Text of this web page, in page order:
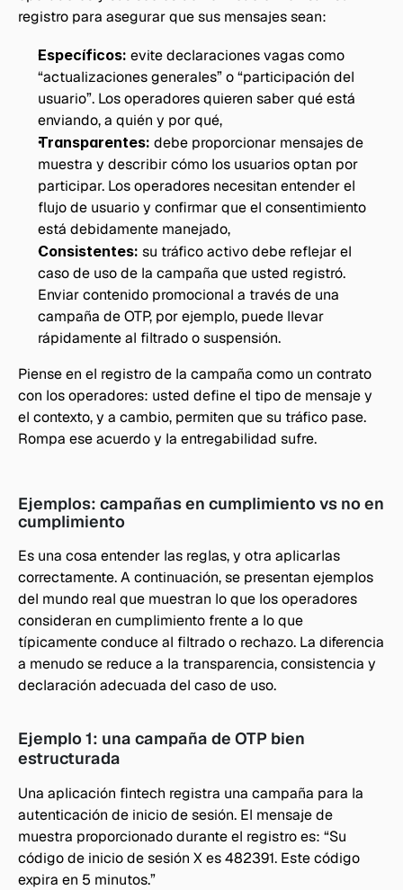
registro para asegurar que sus mensajes sean:
Específicos: evite declaraciones vagas como
“actualizaciones generales” o “participación del
usuario”. Los operadores quieren saber qué está
enviando, a quién y por qué,
Transparentes: debe proporcionar mensajes de
muestra y describir cómo los usuarios optan por
participar. Los operadores necesitan entender el
flujo de usuario y confirmar que el consentimiento
está debidamente manejado,
Consistentes: su tráfico activo debe reflejar el
caso de uso de la campaña que usted registró.
Enviar contenido promocional a través de una
campaña de OTP, por ejemplo, puede llevar
rápidamente al filtrado o suspensión.
Piense en el registro de la campaña como un contrato
con los operadores: usted define el tipo de mensaje y
el contexto, y a cambio, permiten que su tráfico pase.
Rompa ese acuerdo y la entregabilidad sufre.
Ejemplos: campañas en cumplimiento vs no en
cumplimiento
Es una cosa entender las reglas, y otra aplicarlas
correctamente. A continuación, se presentan ejemplos
del mundo real que muestran lo que los operadores
consideran en cumplimiento frente a lo que
típicamente conduce al filtrado o rechazo. La diferencia
a menudo se reduce a la transparencia, consistencia y
declaración adecuada del caso de uso.
Ejemplo 1: una campaña de OTP bien
estructurada
Una aplicación fintech registra una campaña para la
autenticación de inicio de sesión. El mensaje de
muestra proporcionado durante el registro es: “Su
código de inicio de sesión X es 482391. Este código
expira en 5 minutos.”